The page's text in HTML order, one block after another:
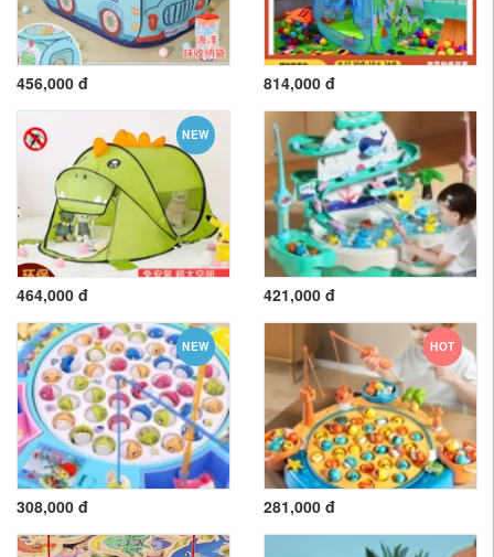
456,000 đ 814,000 đ
NEW
464,000 đ 421,000 đ
NEW
308,000 đ
HOT
281,000 đ